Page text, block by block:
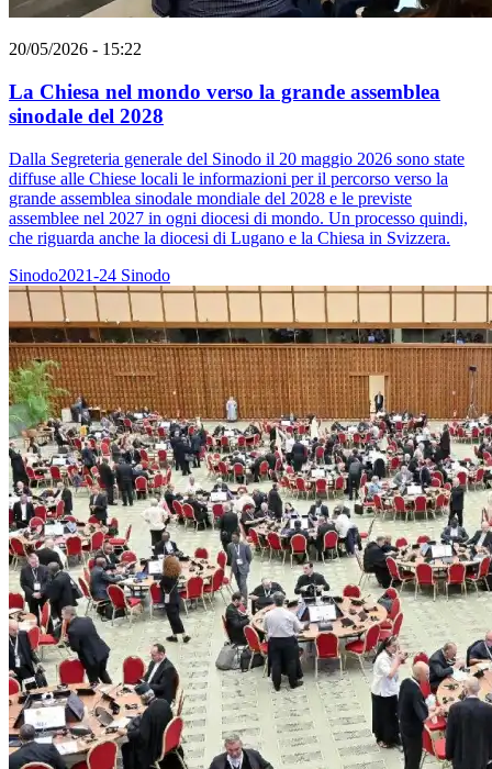
20/05/2026 - 15:22
La Chiesa nel mondo verso la grande assemblea
sinodale del 2028
Dalla Segreteria generale del Sinodo il 20 maggio 2026 sono state
diffuse alle Chiese locali le informazioni per il percorso verso la
grande assemblea sinodale mondiale del 2028 e le previste
assemblee nel 2027 in ogni diocesi di mondo. Un processo quindi,
che riguarda anche la diocesi di Lugano e la Chiesa in Svizzera.
Sinodo2021-24 Sinodo